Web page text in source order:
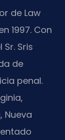
de Law
1997. Con
Sris
de
penal.
Nueva